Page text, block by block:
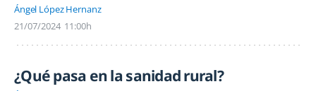
Ángel López Hernanz
21/07/2024 11:00h
¿Qué pasa en la sanidad rural?